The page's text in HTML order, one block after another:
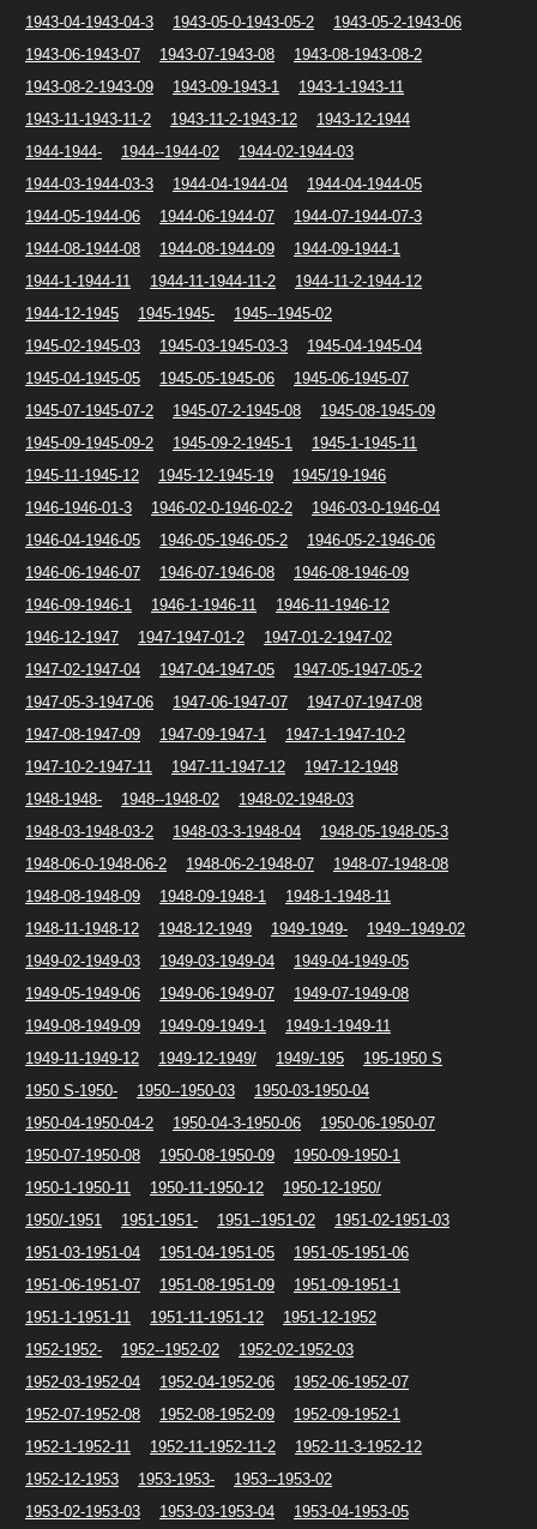
1943-04-1943-04-3
1943-05-0-1943-05-2
1943-05-2-1943-06
1943-06-1943-07
1943-07-1943-08
1943-08-1943-08-2
1943-08-2-1943-09
1943-09-1943-1
1943-1-1943-11
1943-11-1943-11-2
1943-11-2-1943-12
1943-12-1944
1944-1944-
1944--1944-02
1944-02-1944-03
1944-03-1944-03-3
1944-04-1944-04
1944-04-1944-05
1944-05-1944-06
1944-06-1944-07
1944-07-1944-07-3
1944-08-1944-08
1944-08-1944-09
1944-09-1944-1
1944-1-1944-11
1944-11-1944-11-2
1944-11-2-1944-12
1944-12-1945
1945-1945-
1945--1945-02
1945-02-1945-03
1945-03-1945-03-3
1945-04-1945-04
1945-04-1945-05
1945-05-1945-06
1945-06-1945-07
1945-07-1945-07-2
1945-07-2-1945-08
1945-08-1945-09
1945-09-1945-09-2
1945-09-2-1945-1
1945-1-1945-11
1945-11-1945-12
1945-12-1945-19
1945/19-1946
1946-1946-01-3
1946-02-0-1946-02-2
1946-03-0-1946-04
1946-04-1946-05
1946-05-1946-05-2
1946-05-2-1946-06
1946-06-1946-07
1946-07-1946-08
1946-08-1946-09
1946-09-1946-1
1946-1-1946-11
1946-11-1946-12
1946-12-1947
1947-1947-01-2
1947-01-2-1947-02
1947-02-1947-04
1947-04-1947-05
1947-05-1947-05-2
1947-05-3-1947-06
1947-06-1947-07
1947-07-1947-08
1947-08-1947-09
1947-09-1947-1
1947-1-1947-10-2
1947-10-2-1947-11
1947-11-1947-12
1947-12-1948
1948-1948-
1948--1948-02
1948-02-1948-03
1948-03-1948-03-2
1948-03-3-1948-04
1948-05-1948-05-3
1948-06-0-1948-06-2
1948-06-2-1948-07
1948-07-1948-08
1948-08-1948-09
1948-09-1948-1
1948-1-1948-11
1948-11-1948-12
1948-12-1949 1949-1949-
1949--1949-02
1949-02-1949-03
1949-03-1949-04
1949-04-1949-05
1949-05-1949-06
1949-06-1949-07
1949-07-1949-08
1949-08-1949-09
1949-09-1949-1
1949-1-1949-11
1949-11-1949-12
1949-12-1949/ 1949/-195
195-1950 S
1950 S-1950-
1950--1950-03
1950-03-1950-04
1950-04-1950-04-2
1950-04-3-1950-06
1950-06-1950-07
1950-07-1950-08
1950-08-1950-09
1950-09-1950-1
1950-1-1950-11
1950-11-1950-12
1950-12-1950/
1950/-1951
1951-1951- 1951--1951-02
1951-02-1951-03
1951-03-1951-04
1951-04-1951-05
1951-05-1951-06
1951-06-1951-07
1951-08-1951-09
1951-09-1951-1
1951-1-1951-11
1951-11-1951-12
1951-12-1952
1952-1952-
1952--1952-02
1952-02-1952-03
1952-03-1952-04
1952-04-1952-06
1952-06-1952-07
1952-07-1952-08
1952-08-1952-09
1952-09-1952-1
1952-1-1952-11
1952-11-1952-11-2
1952-11-3-1952-12
1952-12-1953
1953-1953-
1953--1953-02
1953-02-1953-03
1953-03-1953-04 1953-04-1953-05